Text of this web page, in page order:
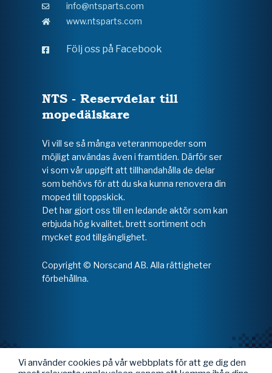
info@ntsparts.com
www.ntsparts.com
Följ oss på Facebook
NTS - Reservdelar till
mopedälskare
Vi vill se så många veteranmopeder som
möjligt användas även i framtiden. Därför ser
vi som vår uppgift att tillhandahålla de delar
som behövs för att du ska kunna renovera din
moped till toppskick.
Det har gjort oss till en ledande aktör som kan
erbjuda hög kvalitet, brett sortiment och
mycket god tillgänglighet.
Copyright © Norscand AB. Alla rättigheter
förbehållna.
Vi använder cookies på vår webbplats för att ge dig den